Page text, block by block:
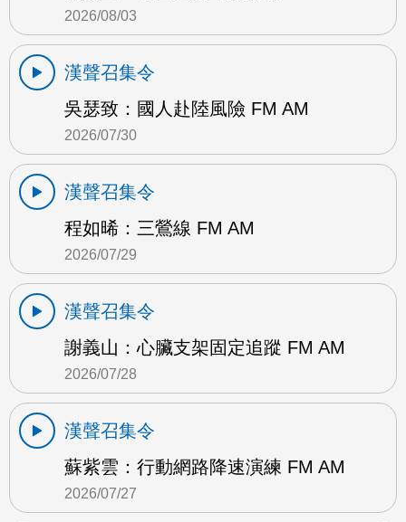
2026/08/03
漢聲召集令
吳瑟致：國人赴陸風險 FM AM
2026/07/30
漢聲召集令
程如晞：三鶯線 FM AM
2026/07/29
漢聲召集令
謝義山：心臟支架固定追蹤 FM AM
2026/07/28
漢聲召集令
蘇紫雲：行動網路降速演練 FM AM
2026/07/27